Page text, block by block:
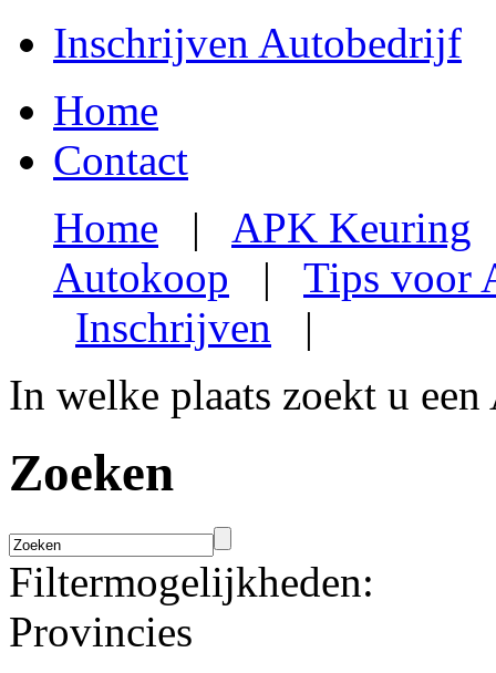
Inschrijven Autobedrijf
Home
Contact
Home | APK Keuring
Autokoop | Tips voor
Inschrijven |
In welke plaats zoekt u
Zoeken
Filtermogelijkheden:
Provincies